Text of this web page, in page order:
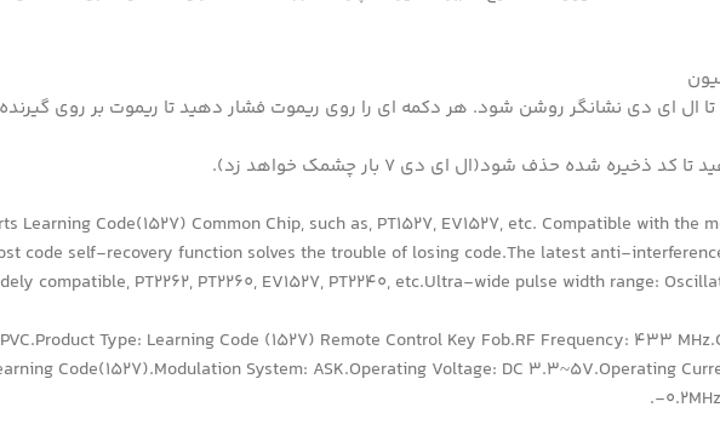
Learning Code(1527) Common Chip, such as, PT1527, EV1527, etc. Compatible with the
code self-recovery function solves the trouble of losing code.The latest anti-
compatible, PT2262, PT2260, EV1527, PT2240, etc.Ultra-wide pulse width range:
Type: Learning Code (1527) Remote Control Key Fob.RF Frequency: 433
Code(1527).Modulation System: ASK.Operating Voltage: DC 3.3~5V.Operating
-